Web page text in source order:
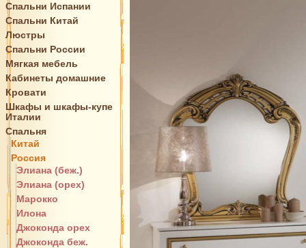
Спальни Испании
Спальни Китай
Люстры
Спальни России
Мягкая мебель
Кабинеты домашние
Кровати
Шкафы и шкафы-купе
Италии
Спальня
Китай
Россия
Элиана (беж.)
Элиана (орех)
Марокко
Илона
Джоконда орех
Джоконда беж.